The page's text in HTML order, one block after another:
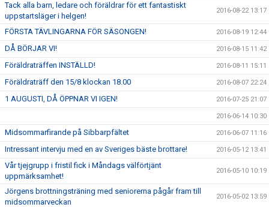
Tack alla barn, ledare och föräldrar för ett fantastiskt
uppstartsläger i helgen!
2016-08-22 13:17
FÖRSTA TÄVLINGARNA FÖR SÄSONGEN! 2016-08-19 12:44
DÅ BÖRJAR VI! 2016-08-15 11:42
Föräldraträffen INSTÄLLD! 2016-08-11 15:11
Föräldraträff den 15/8 klockan 18.00 2016-08-07 22:24
1 AUGUSTI, DÅ ÖPPNAR VI IGEN! 2016-07-25 21:07
2016-06-14 10:30
Midsommarfirande på Sibbarpfältet 2016-06-07 11:16
Intressant intervju med en av Sveriges bäste brottare! 2016-05-12 13:41
Vår tjejgrupp i fristil fick i Måndags välförtjänt
uppmärksamhet!
2016-05-10 10:19
Jörgens brottningsträning med seniorerna pågår fram till
midsommarveckan
2016-05-02 13:59